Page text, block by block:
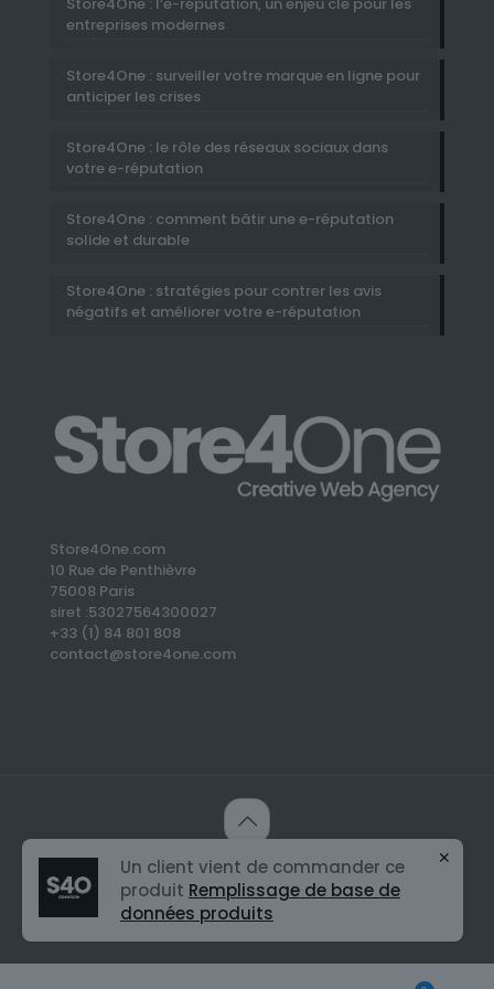
entreprises modernes
Store4One : surveiller votre marque en ligne pour
anticiper les crises
Store4One : le rôle des réseaux sociaux dans
votre e-réputation
Store4One : comment bâtir une e-réputation
solide et durable
Store4One : stratégies pour contrer les avis
négatifs et améliorer votre e-réputation
Store4One.com
10 Rue de Penthièvre
75008 Paris
siret :53027564300027
+33 (1) 84 801 808
contact@store4one.com
© 2026 Keep/Rank Agency | All Rights Reserved |
Powered by S4
Un client vient de commander ce
produit Remplissage de base de
données produits
✕